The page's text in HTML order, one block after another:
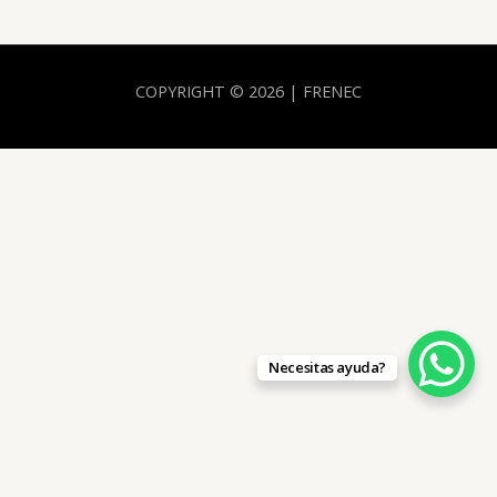
COPYRIGHT © 2026 | FRENEC
Necesitas ayuda?